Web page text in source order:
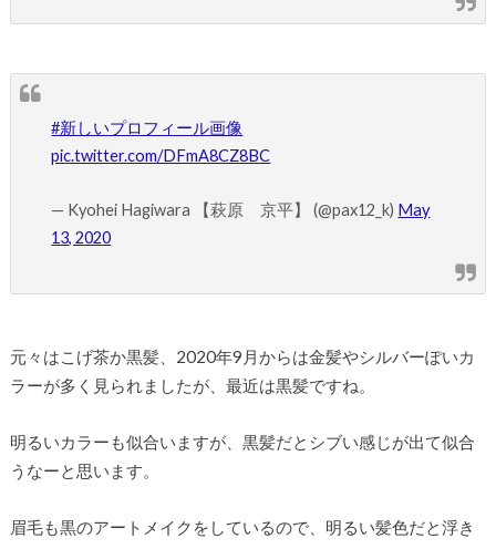
#新しいプロフィール画像
pic.twitter.com/DFmA8CZ8BC
— Kyohei Hagiwara 【萩原 京平】 (@pax12_k) May
13, 2020
元々はこげ茶か黒髪、2020年9月からは金髪やシルバーぽいカ
ラーが多く見られましたが、最近は黒髪ですね。
明るいカラーも似合いますが、黒髪だとシブい感じが出て似合
うなーと思います。
眉毛も黒のアートメイクをしているので、明るい髪色だと浮き